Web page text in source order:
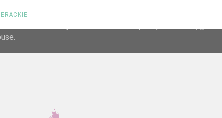
its services and to analyze traffic. Your IP address and